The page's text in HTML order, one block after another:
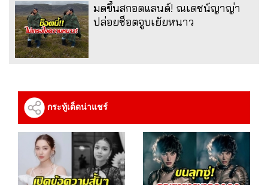
มดขึ้นสกอตแลนด์! ณเดชน์ญาญ่า
ปล่อยช็อตจูบเย้ยหนาว
กระทู้เด็ดน่าแชร์